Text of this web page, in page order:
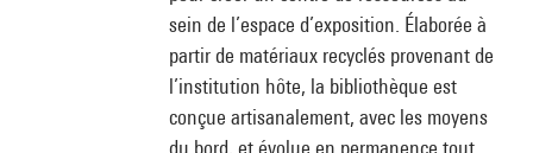
sein de l’espace d’exposition. Élaborée à
partir de matériaux recyclés provenant de
l’institution hôte, la bibliothèque est
conçue artisanalement, avec les moyens
du bord, et évolue en permanence tout